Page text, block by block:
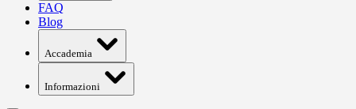
FAQ
Blog
Accademia
Informazioni